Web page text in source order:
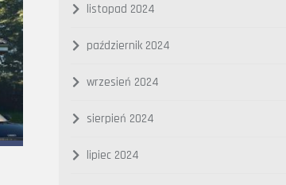
listopad 2024
październik 2024
wrzesień 2024
sierpień 2024
lipiec 2024